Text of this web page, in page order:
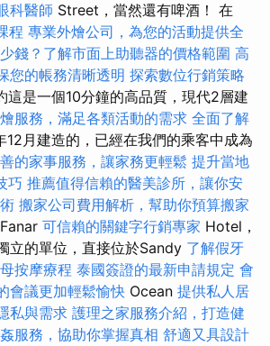
科醫師 Street，當然還有啤酒！ 在
程 專業外燴公司，為您的活動提供全
錢？了解市面上助聽器的價格範圍 高
您的帳務清晰透明 探索數位行銷策略
這是一個10分鐘的高品質，現代2層建
服務，滿足各類活動的需求 全面了解
月建造的，已經在我們的乘客中成為
的家事服務，讓家務更輕鬆 提升當地
巧 推薦值得信賴的醫美診所，讓你安
搬家公司費用解析，幫助你預算搬家
可信賴的關鍵字行銷專家 Hotel，
立的單位，直接位於Sandy 了解假牙
按摩療程 泰國簽證的最新申請規定 會
會議更加輕鬆愉快 Ocean 提供私人居
私與需求 護理之家服務介紹，打造健
服務，協助你掌握真相 舒適又具設計